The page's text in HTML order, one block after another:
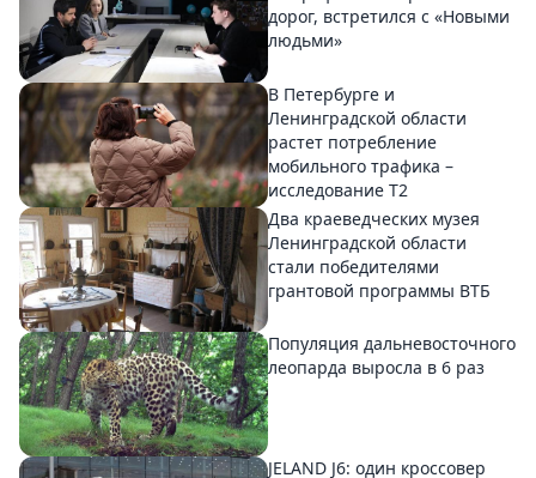
дорог, встретился с «Новыми
людьми»
В Петербурге и
Ленинградской области
растет потребление
мобильного трафика –
исследование T2
Два краеведческих музея
Ленинградской области
стали победителями
грантовой программы ВТБ
Популяция дальневосточного
леопарда выросла в 6 раз
JELAND J6: один кроссовер